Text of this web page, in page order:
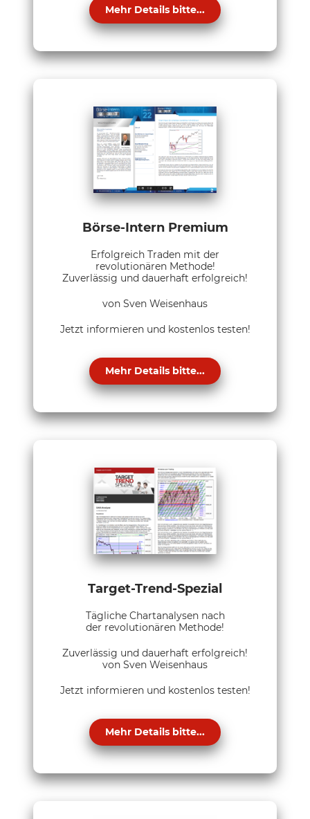
Mehr Details bitte...
Börse-Intern Premium
Erfolgreich Traden mit der
revolutionären Methode!
Zuverlässig und dauerhaft erfolgreich!
von Sven Weisenhaus
Jetzt informieren und kostenlos testen!
Mehr Details bitte...
Target-Trend-Spezial
Tägliche Chartanalysen nach
der revolutionären Methode!
Zuverlässig und dauerhaft erfolgreich!
von Sven Weisenhaus
Jetzt informieren und kostenlos testen!
Mehr Details bitte...